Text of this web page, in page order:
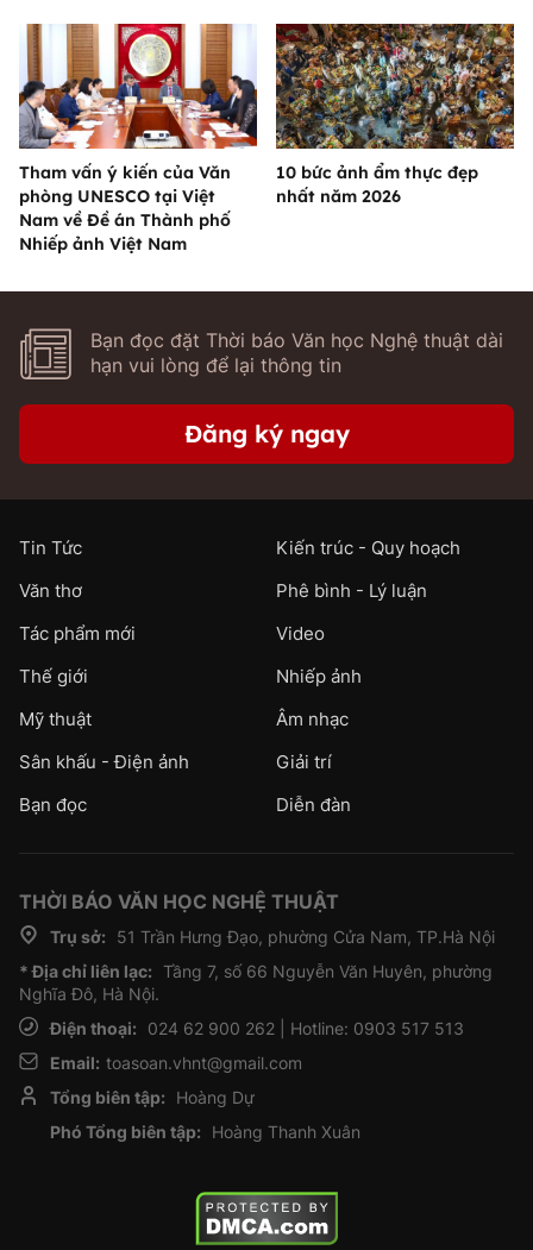
Tham vấn ý kiến của Văn
phòng UNESCO tại Việt
Nam về Đề án Thành phố
Nhiếp ảnh Việt Nam
10 bức ảnh ẩm thực đẹp
nhất năm 2026
Bạn đọc đặt Thời báo Văn học Nghệ thuật dài
hạn vui lòng để lại thông tin
Đăng ký ngay
Tin Tức
Kiến trúc - Quy hoạch
Văn thơ
Phê bình - Lý luận
Tác phẩm mới
Video
Thế giới
Nhiếp ảnh
Mỹ thuật
Âm nhạc
Sân khấu - Điện ảnh
Giải trí
Bạn đọc
Diễn đàn
THỜI BÁO VĂN HỌC NGHỆ THUẬT
Trụ sở:
51 Trần Hưng Đạo, phường Cửa Nam, TP.Hà Nội
* Địa chỉ liên lạc: Tầng 7, số 66 Nguyễn Văn Huyên, phường
Nghĩa Đô, Hà Nội.
Điện thoại:
024 62 900 262 | Hotline: 0903 517 513
Email: toasoan.vhnt@gmail.com
Tổng biên tập:
Hoàng Dự
Phó Tổng biên tập:
Hoàng Thanh Xuân